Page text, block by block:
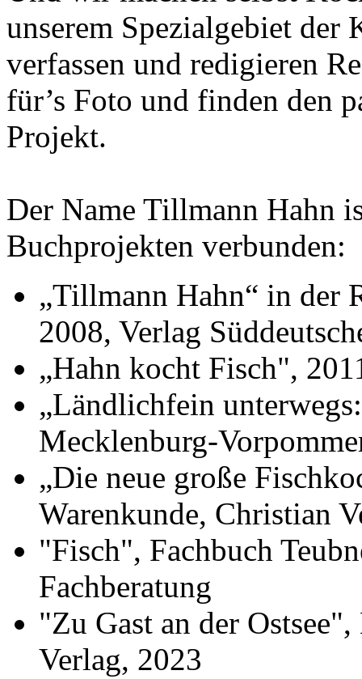
Geheimnisse, die
Ein Potpourri professioneller Rezepte.
Gute Küche fällt
auch auf.
Veröffentlichungen in Print- und
Internetmedien zeigen das große
Interesse an anspruchsvoller Küche.
Geheimnisse, die
keine sind.
Ein Potpourri professioneller Rezepte.
regionalen Küche. Nachkochbar, aber
immer mit der besonderen Note.
unserem Spezialgebiet
verfassen und redigieren
für’s Foto und finden den
Projekt.
Der Name Tillmann Hahn
Buchprojekten verbunden:
„Tillmann Hahn“ in der
2008, Verlag
„Hahn kocht Fisch",
„Ländlichfein
Mecklenburg-
„Die neue große
Warenkunde, Christian
"Fisch", Fachbuch
Fachberatung
"Zu Gast an der
Verlag, 2023